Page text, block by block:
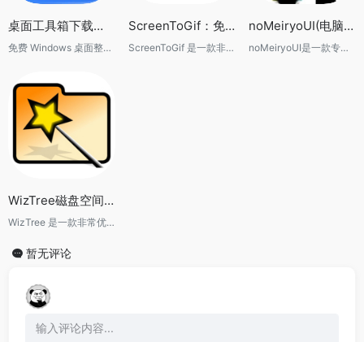
桌面工具箱下载推荐：免费 Windows 桌面整理神器，让电脑桌面更整洁高效
免费 Windows 桌面整理工具，支持图标分类、多标签收纳和快速搜索，让桌面更整洁高效。
ScreenToGif：免费录屏GIF制作工具推荐
ScreenToGif 是一款非常优秀的屏幕录制工具，它能够轻松将屏幕操作转换为 GIF 动图，并提供丰富的编辑功能。无论是制作软件教程、产品演示还是技术文档，ScreenToGif 都可以提供非常高效的解决方案。
noMeiryoUI(电脑字体设置软件)
noMeiryoUI是一款专为Windows系统设计的字体设置工具，旨在帮助用户轻松修改和优化系统字体显示效果。通过提供直观易用的界面和丰富的字体设置选项，noMeiryoUI让用户能够针对不同的系统组件进行个性化字体设置，以满足不同的视觉需求和审美偏好。
WizTree磁盘空间分析工具：快速找出电脑大文件神器
WizTree 是一款非常优秀的磁盘空间分析软件，它可以帮助用户快速了解硬盘的空间使用情况，并找出占用空间最大的文件。无论是清理系统盘、查找大文件还是进行系统维护，WizTree 都能够提供非常高效的解决方案。
暂无评论